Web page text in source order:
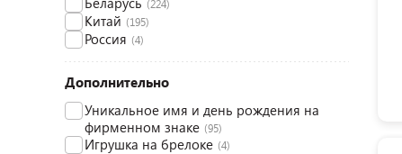
(224)
Китай (195)
Россия (4)
Дополнительно
Уникальное имя и день рождения на
фирменном знаке (95)
Игрушка на брелоке (4)